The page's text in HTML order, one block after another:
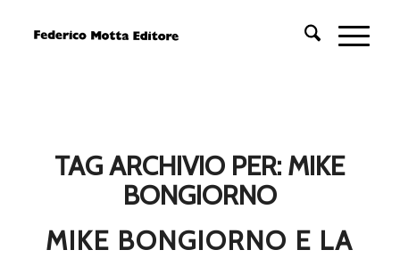
TAG ARCHIVIO PER: MIKE
BONGIORNO
MIKE BONGIORNO E LA